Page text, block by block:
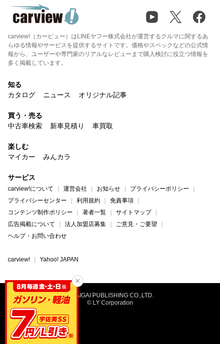
carview!（カービュー）はLINEヤフー株式会社が運営するクルマに関するあ
らゆる情報やサービスを提供するサイトです。価格やスペックなどの公式情
報から、ユーザーや専門家のリアルなレビューまで購入検討に役立つ情報を
多く掲載しています。
知る
カタログ
ニュース オリジナル記事
買う・売る
中古車検索
新車見積り 車買取
楽しむ
マイカー
みんカラ
サービス
carview!について 運営会社 お知らせ
プライバシーポリシー
プライバシーセンター
利用規約
免責事項
コンテンツ制作ポリシー
著者一覧
サイトマップ
広告掲載について
法人加盟店募集
ご意見・ご要望
ヘルプ・お問い合わせ
carview! Yahoo! JAPAN
©NAIGAI PUBLISHING CO.,LTD.
© LY Corporation